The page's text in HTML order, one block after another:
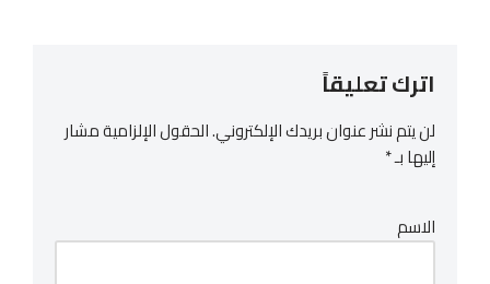
اترك تعليقاً
لن يتم نشر عنوان بريدك الإلكتروني.الحقول الإلزامية مشار
إليها بـ*
الاسم